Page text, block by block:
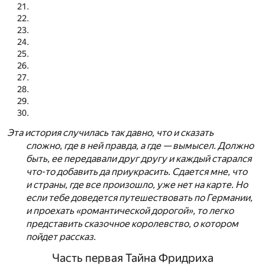
Эта история случилась так давно, что и сказать
сложно, где в ней правда, а где — вымысел. Должно
быть, ее передавали друг другу и каждый старался
что-то добавить да приукрасить. Сдается мне, что
и страны, где все произошло, уже нет на карте. Но
если тебе доведется путешествовать по Германии,
и проехать «романтической дорогой», то легко
представить сказочное королевство, о котором
пойдет рассказ.
Часть первая Тайна Фридриха